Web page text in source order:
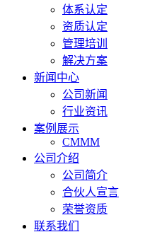
体系认定
资质认定
管理培训
解决方案
新闻中心
公司新闻
行业资讯
案例展示
CMMM
公司介绍
公司简介
合伙人宣言
荣誉资质
联系我们